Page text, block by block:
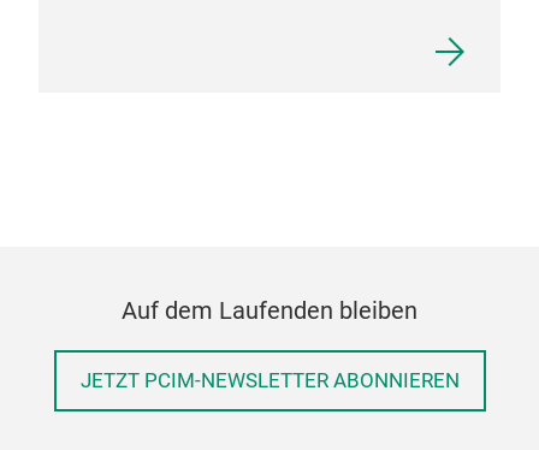
Auf dem Laufenden bleiben
JETZT PCIM-NEWSLETTER ABONNIEREN